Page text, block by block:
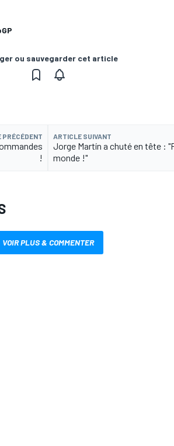
ou sauvegarder cet article
PRÉCÉDENT
!
ARTICLE SUIVANT
Jorge Martín a chuté en tête :
monde !"
VOIR PLUS & COMMENTER